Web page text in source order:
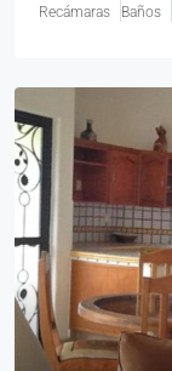
Recámaras Baños